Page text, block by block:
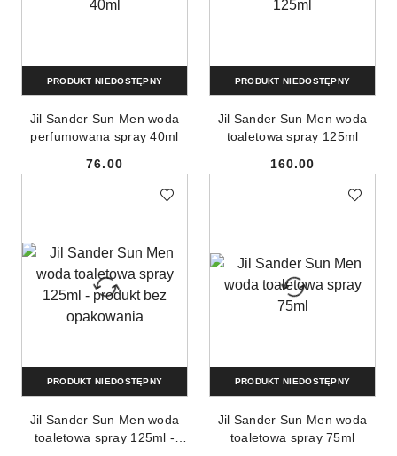
Jil Sander Sun Men woda
perfumowana spray 40ml
Cena:
76.00
PRODUKT NIEDOSTĘPNY
Jil Sander Sun Men woda
toaletowa spray 125ml
Cena:
160.00
PRODUKT NIEDOSTĘPNY
Jil Sander Sun Men woda
toaletowa spray 125ml -
PRODUKT NIEDOSTĘPNY
Jil Sander Sun Men woda
toaletowa spray 75ml
PRODUKT NIEDOSTĘPNY